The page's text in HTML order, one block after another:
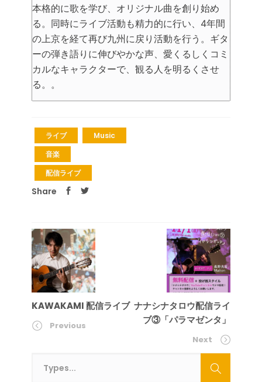
本格的に歌を学び、オリジナル曲を創り始め
る。同時にライブ活動も精力的に行い、4年間
の上京を経て再び九州に戻り活動を行う。ギタ
ーの弾き語りに伸びやかな声、愛くるしくコミ
カルなキャラクターで、観る人を明るくさせ
る。。
ライブ
Music
音楽
配信ライブ
Share
KAWAKAMI 配信ライブ
Previous
ナナシナタロウ配信ライ
ブ③「パラマゼンタ」
Next